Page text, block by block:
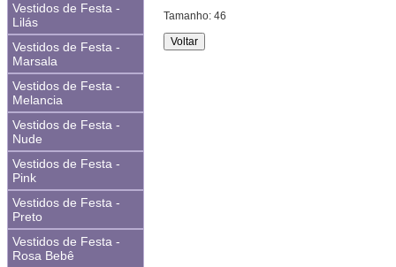
Vestidos de Festa -
Lilás
Vestidos de Festa -
Marsala
Vestidos de Festa -
Melancia
Vestidos de Festa -
Nude
Vestidos de Festa -
Pink
Vestidos de Festa -
Preto
Vestidos de Festa -
Rosa Bebê
Tamanho: 46